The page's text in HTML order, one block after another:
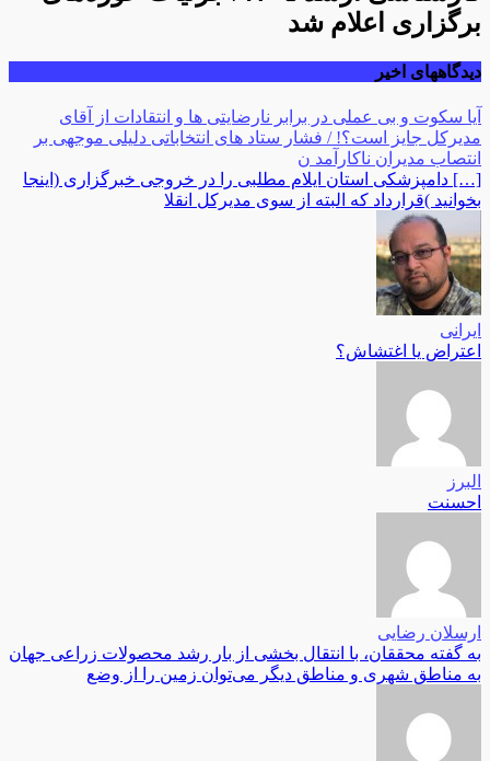
برگزاری اعلام شد
دیدگاههای اخیر
آیا سکوت و بی عملی در برابر نارضایتی ها و انتقادات از آقای
مدیرکل جایز است؟! / فشار ستاد های انتخاباتی دلیلی موجهی بر
انتصاب مدیران ناکارآمد ن
[…] دامپزشکی استان ایلام مطلبی را در خروجی خبرگزاری (اینجا
بخوانید )قرارداد که البته از سوی مدیرکل انقلا
ایرانی
اعتراض یا اغتشاش؟
البرز
احسنت
ارسلان رضایی
به گفته محققان، با انتقال بخشی از بار رشد محصولات زراعی جهان
به مناطق شهری و مناطق دیگر می‌توان زمین را از وضع